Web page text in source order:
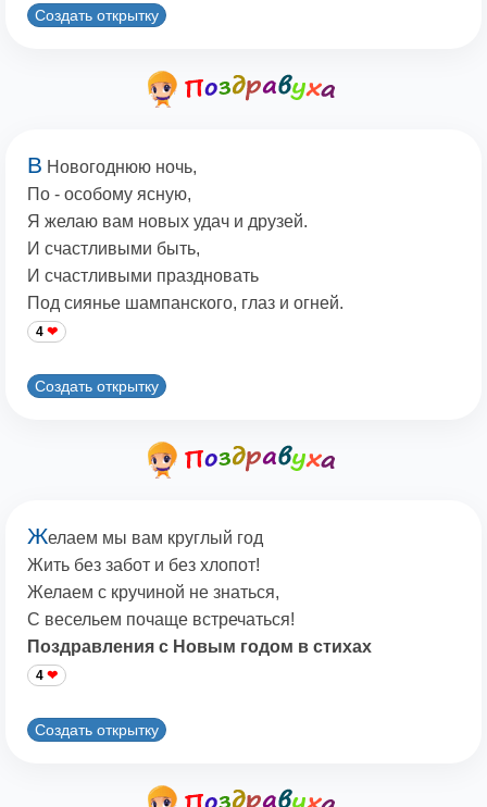
Создать открытку
В Новогоднюю ночь,
По - особому ясную,
Я желаю вам новых удач и друзей.
И счастливыми быть,
И счастливыми праздновать
Под сиянье шампанского, глаз и огней.
4
Создать открытку
Желаем мы вам круглый год
Жить без забот и без хлопот!
Желаем с кручиной не знаться,
С весельем почаще встречаться!
Поздравления с Новым годом в стихах
4
Создать открытку